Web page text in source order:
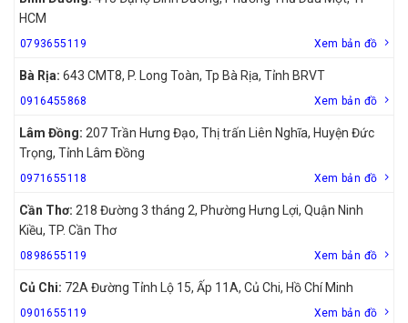
HCM
0793655119 Xem bản đồ
Bà Rịa: 643 CMT8, P. Long Toàn, Tp Bà Rịa, Tỉnh BRVT
0916455868 Xem bản đồ
Lâm Đồng: 207 Trần Hưng Đạo, Thị trấn Liên Nghĩa, Huyện Đức
Trọng, Tỉnh Lâm Đồng
0971655118 Xem bản đồ
Cần Thơ: 218 Đường 3 tháng 2, Phường Hưng Lợi, Quận Ninh
Kiều, TP. Cần Thơ
0898655119 Xem bản đồ
Củ Chi: 72A Đường Tỉnh Lộ 15, Ấp 11A, Củ Chi, Hồ Chí Minh
0901655119 Xem bản đồ